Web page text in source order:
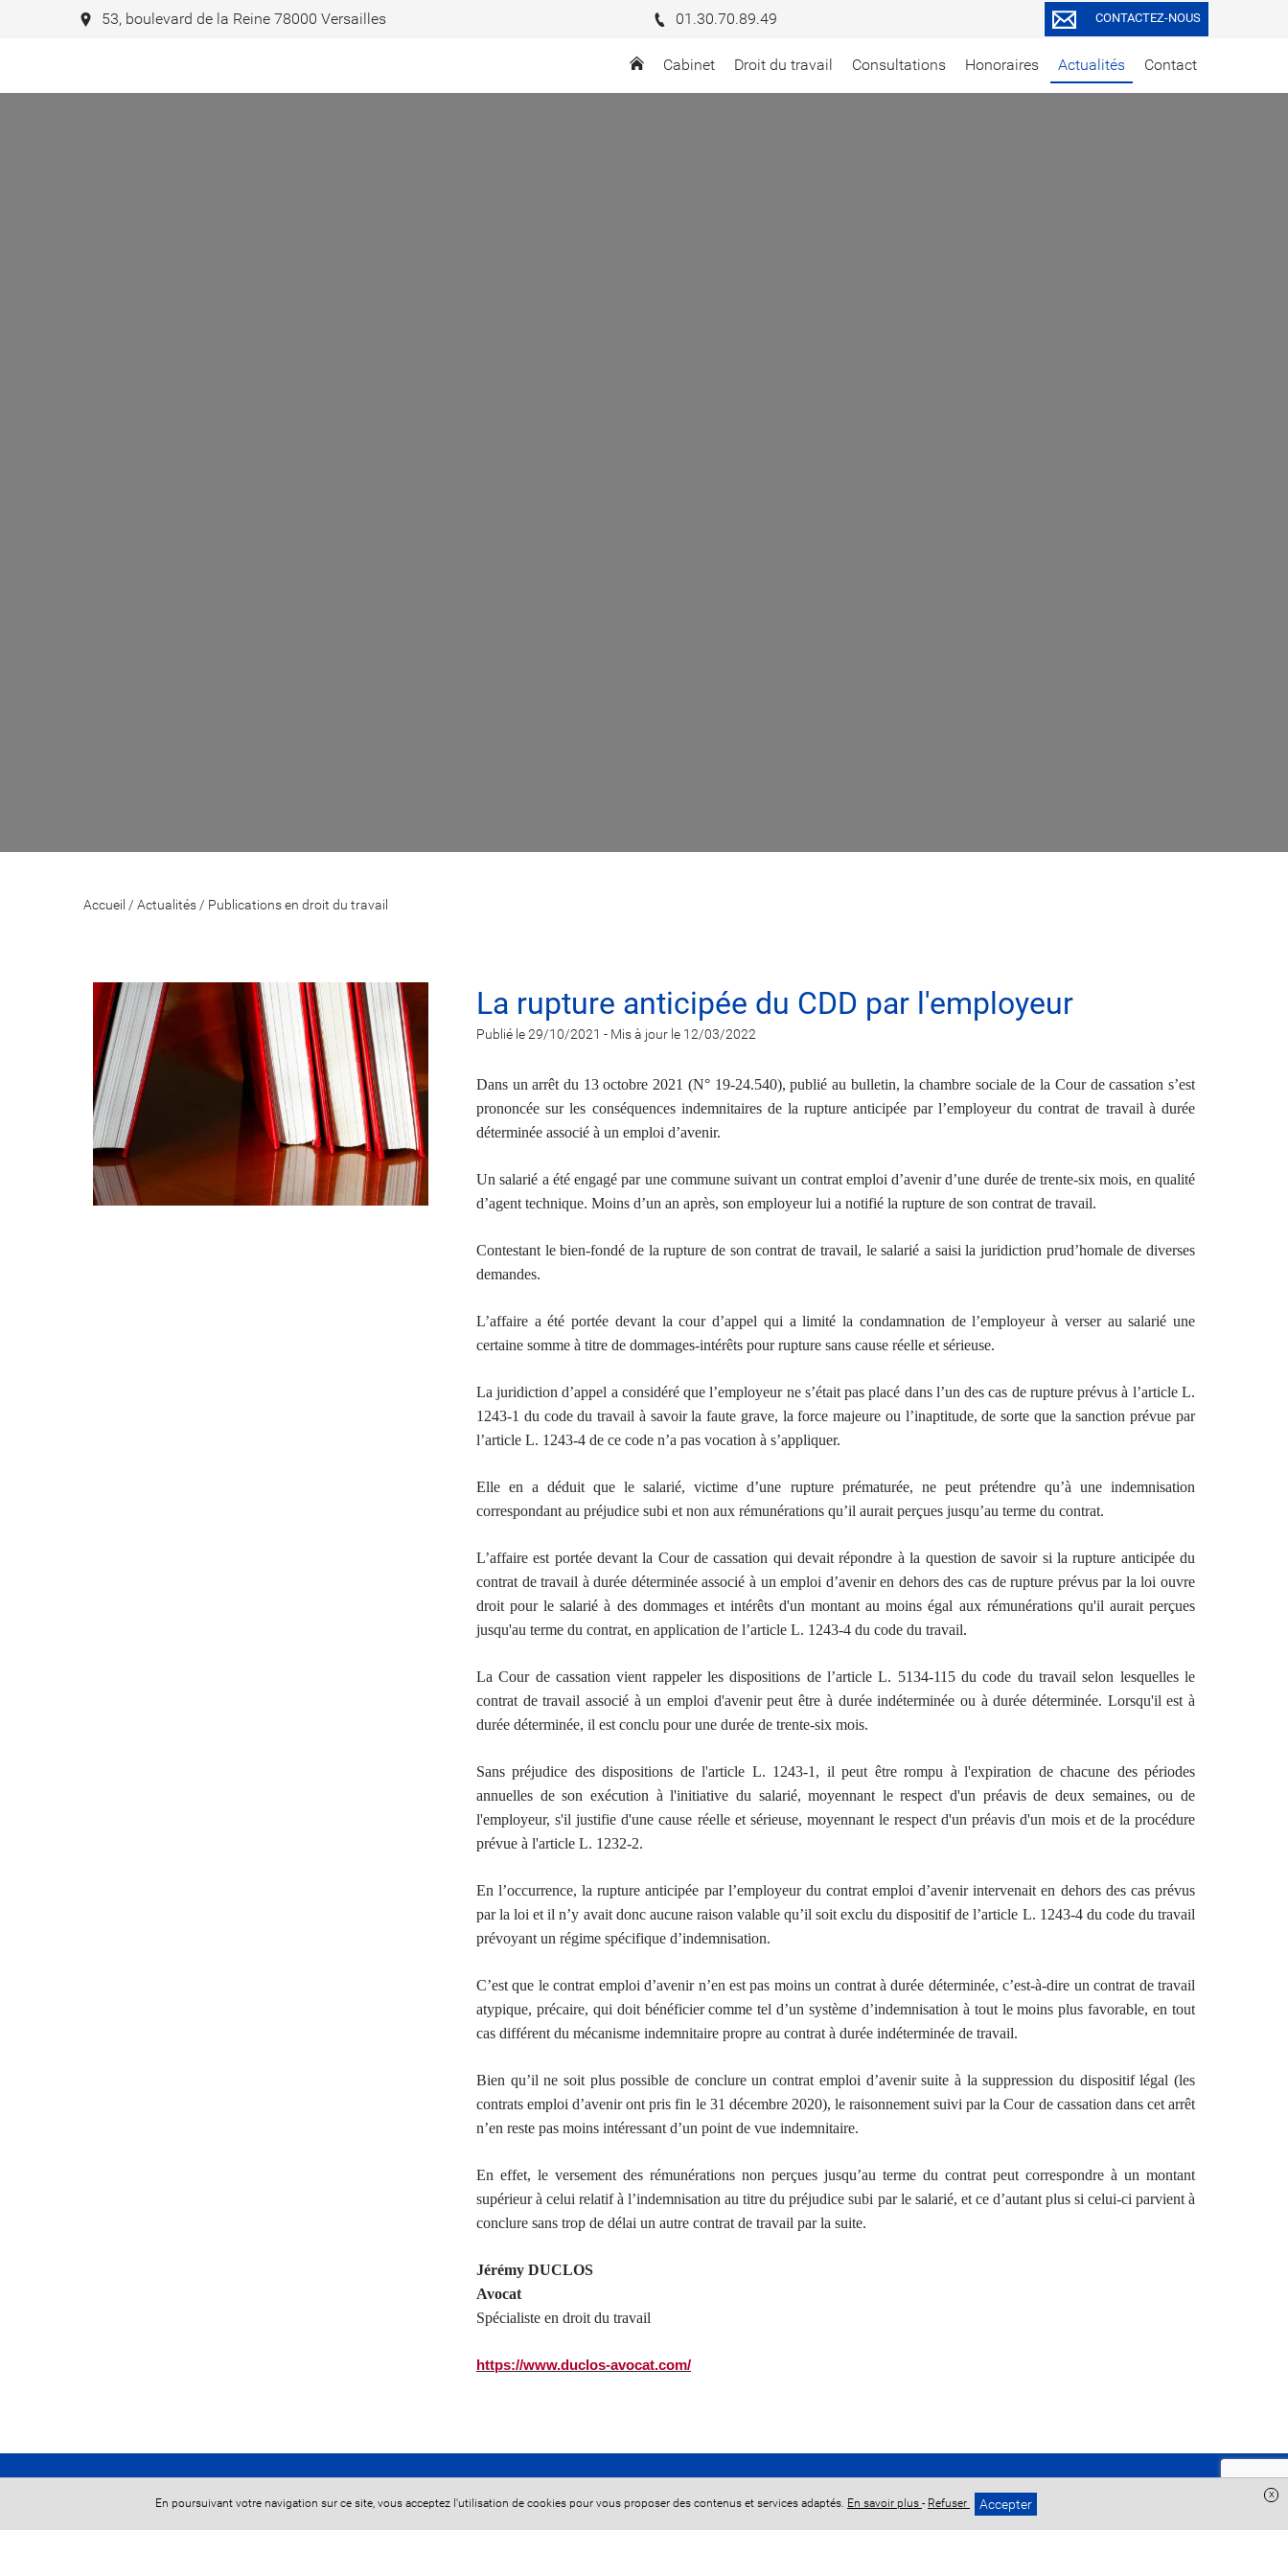
Cabinet Droit du travail Consultations Honoraires Actualités Contact
53, boulevard de la Reine 78000 Versailles 01.30.70.89.49 CONTACTEZ-NOUS
Accueil / Actualités / Publications en droit du travail
La rupture anticipée du CDD par l'employeur
Publié le 29/10/2021 - Mis à jour le 12/03/2022
Dans un arrêt du 13 octobre 2021 (N° 19-24.540), publié au bulletin, la chambre sociale de la Cour de cassation s’est
prononcée sur les conséquences indemnitaires de la rupture anticipée par l’employeur du contrat de travail à durée
déterminée associé à un emploi d’avenir.
Un salarié a été engagé par une commune suivant un contrat emploi d’avenir d’une durée de trente-six mois, en qualité
d’agent technique. Moins d’un an après, son employeur lui a notifié la rupture de son contrat de travail.
Contestant le bien-fondé de la rupture de son contrat de travail, le salarié a saisi la juridiction prud’homale de diverses
demandes.
L’affaire a été portée devant la cour d’appel qui a limité la condamnation de l’employeur à verser au salarié une
certaine somme à titre de dommages-intérêts pour rupture sans cause réelle et sérieuse.
La juridiction d’appel a considéré que l’employeur ne s’était pas placé dans l’un des cas de rupture prévus à l’article L.
1243-1 du code du travail à savoir la faute grave, la force majeure ou l’inaptitude, de sorte que la sanction prévue par
l’article L. 1243-4 de ce code n’a pas vocation à s’appliquer.
Elle en a déduit que le salarié, victime d’une rupture prématurée, ne peut prétendre qu’à une indemnisation
correspondant au préjudice subi et non aux rémunérations qu’il aurait perçues jusqu’au terme du contrat.
L’affaire est portée devant la Cour de cassation qui devait répondre à la question de savoir si la rupture anticipée du
contrat de travail à durée déterminée associé à un emploi d’avenir en dehors des cas de rupture prévus par la loi ouvre
droit pour le salarié à des dommages et intérêts d'un montant au moins égal aux rémunérations qu'il aurait perçues
jusqu'au terme du contrat, en application de l’article L. 1243-4 du code du travail.
La Cour de cassation vient rappeler les dispositions de l’article L. 5134-115 du code du travail selon lesquelles le
contrat de travail associé à un emploi d'avenir peut être à durée indéterminée ou à durée déterminée. Lorsqu'il est à
durée déterminée, il est conclu pour une durée de trente-six mois.
Sans préjudice des dispositions de l'article L. 1243-1, il peut être rompu à l'expiration de chacune des périodes
annuelles de son exécution à l'initiative du salarié, moyennant le respect d'un préavis de deux semaines, ou de
l'employeur, s'il justifie d'une cause réelle et sérieuse, moyennant le respect d'un préavis d'un mois et de la procédure
prévue à l'article L. 1232-2.
En l’occurrence, la rupture anticipée par l’employeur du contrat emploi d’avenir intervenait en dehors des cas prévus
par la loi et il n’y avait donc aucune raison valable qu’il soit exclu du dispositif de l’article L. 1243-4 du code du travail
prévoyant un régime spécifique d’indemnisation.
C’est que le contrat emploi d’avenir n’en est pas moins un contrat à durée déterminée, c’est-à-dire un contrat de travail
atypique, précaire, qui doit bénéficier comme tel d’un système d’indemnisation à tout le moins plus favorable, en tout
cas différent du mécanisme indemnitaire propre au contrat à durée indéterminée de travail.
Bien qu’il ne soit plus possible de conclure un contrat emploi d’avenir suite à la suppression du dispositif légal (les
contrats emploi d’avenir ont pris fin le 31 décembre 2020), le raisonnement suivi par la Cour de cassation dans cet arrêt
n’en reste pas moins intéressant d’un point de vue indemnitaire.
En effet, le versement des rémunérations non perçues jusqu’au terme du contrat peut correspondre à un montant
supérieur à celui relatif à l’indemnisation au titre du préjudice subi par le salarié, et ce d’autant plus si celui-ci parvient à
conclure sans trop de délai un autre contrat de travail par la suite.
Jérémy DUCLOS
Avocat
Spécialiste en droit du travail
https://www.duclos-avocat.com/
+
En poursuivant votre navigation sur ce site, vous acceptez l'utilisation de cookies pour vous proposer des contenus et services adaptés. En savoir plus - Refuser Accepter
x